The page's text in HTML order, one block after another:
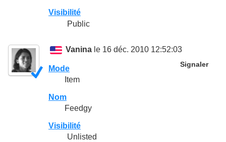
Visibilité
Public
Vanina le 16 déc. 2010 12:52:03
Signaler
Mode
Item
Nom
Feedgy
Visibilité
Unlisted